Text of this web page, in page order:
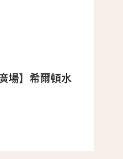
場】希爾頓水